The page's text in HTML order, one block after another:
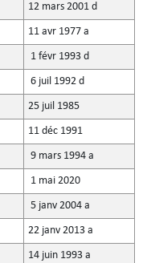
12 mars 2001 d
11 avr 1977 a
1 févr 1993 d
6 juil 1992 d
25 juil 1985
11 déc 1991
9 mars 1994 a
1 mai 2020
5 janv 2004 a
22 janv 2013 a
14 juin 1993 a